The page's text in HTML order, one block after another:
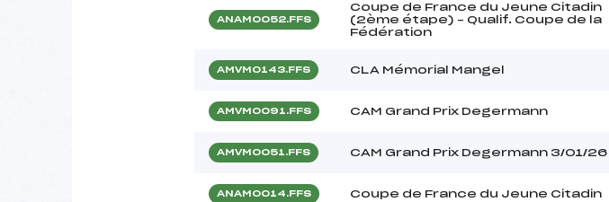
ANAM0052.FFS
Coupe de France du Jeune Citadin
(2ème étape) – Qualif. Coupe de la
Fédération
AMVM0143.FFS CLA Mémorial Mangel
AMVM0091.FFS CAM Grand Prix Degermann
AMVM0051.FFS CAM Grand Prix Degermann 3/01/26
ANAM0014.FFS Coupe de France du Jeune Citadin